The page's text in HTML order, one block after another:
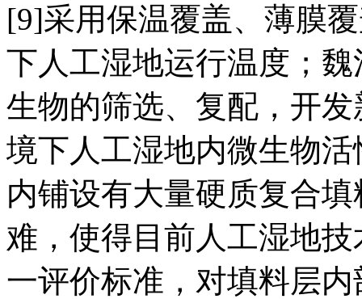
[9]采用保温覆盖、薄膜
下人工湿地运行温度；
生物的筛选、复配，开
境下人工湿地内微生物
内铺设有大量硬质复合
难，使得目前人工湿地
一评价标准，对填料层